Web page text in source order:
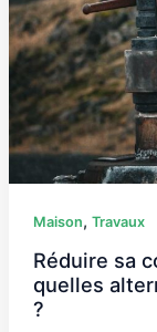
Maison, Travaux
Réduire sa
quelles
?
quelles
alternatives
au
chauffage
classique
?